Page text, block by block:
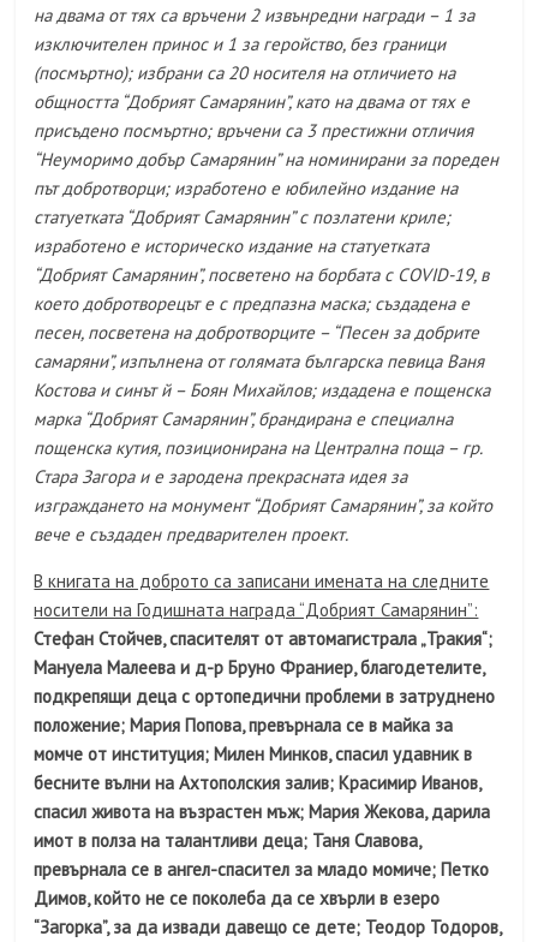
на двама от тях са връчени 2 извънредни награди – 1 за
изключителен принос и 1 за геройство, без граници
(посмъртно); избрани са 20 носителя на отличието на
общността “Добрият Самарянин”, като на двама от тях е
присъдено посмъртно; връчени са 3 престижни отличия
“Неуморимо добър Самарянин” на номинирани за пореден
път добротворци; изработено е юбилейно издание на
статуетката “Добрият Самарянин” с позлатени криле;
изработено е историческо издание на статуетката
“Добрият Самарянин”, посветено на борбата с COVID-19, в
което добротворецът е с предпазна маска; създадена е
песен, посветена на добротворците – “Песен за добрите
самаряни”, изпълнена от голямата българска певица Ваня
Костова и синът й – Боян Михайлов; издадена е пощенска
марка “Добрият Самарянин”, брандирана е специална
пощенска кутия, позициониранa на Централна поща – гр.
Стара Загора и е зародена прекрасната идея за
изграждането на монумент “Добрият Самарянин”, за който
вече е създаден предварителен проект.
В книгата на доброто са записани имената на следните
носители на Годишната награда “Добрият Самарянин”:
Стефан Стойчев, спасителят от автомагистрала „Тракия“;
Мануела Малеева и д-р Бруно Франиер, благодетелите,
подкрепящи деца с ортопедични проблеми в затруднено
положение; Мария Попова, превърнала се в майка за
момче от институция; Милен Минков, спасил удавник в
бесните вълни на Ахтополския залив; Красимир Иванов,
спасил живота на възрастен мъж; Мария Жекова, дарила
имот в полза на талантливи деца; Таня Славова,
превърнала се в ангел-спасител за младо момиче; Петко
Димов, който не се поколеба да се хвърли в езеро
“Загорка”, за да извади давещо се дете; Теодор Тодоров,